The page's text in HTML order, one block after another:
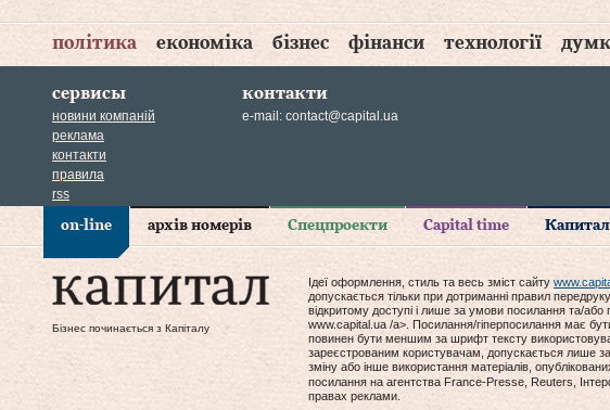
політика економіка бізнес фінанси технології
сервисы
новини компаній
реклама
контакти
правила
rss
контакти
e-mail: contact@capital.ua
on-line архів номерів Спецпроекти Capital time
Бізнес починається з Капіталу
Ідеї оформлення, стиль та весь зміст сайту
допускається тільки при дотриманні правил
відкритому доступі і лише за умови посилання та/
www.capital.ua /a>. Посилання/гіперпосилання має
повинен бути меншим за шрифт тексту
зареєстрованим користувачам, допускається лише
зміну або інше використання матеріалів,
посилання на агентства France-Presse, Reuters,
правах реклами.